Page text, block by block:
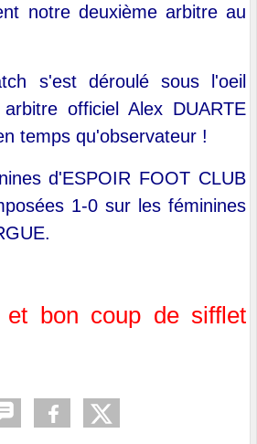
notre deuxième arbitre au
s'est déroulé sous l'oeil
officiel Alex DUARTE
temps qu'observateur !
d'ESPOIR FOOT CLUB
1-0 sur les féminines
bon coup de sifflet